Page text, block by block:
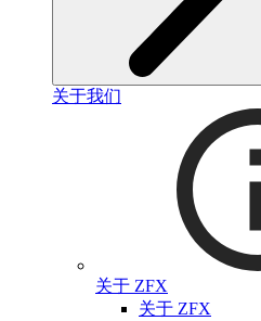
关于我们
关于 ZFX
关于 ZFX